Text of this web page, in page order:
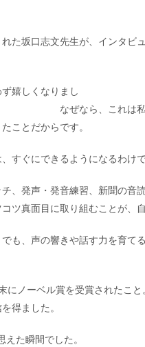
た坂口志文先生が、インタビ
嬉しくなりまし
は私があがり
ことだからです。
すぐにできるようになるわけ
、発声・発音練習、新聞の音
ツ真面目に取り組むことが、
も、声の響きや話す力を育て
にノーベル賞を受賞されたこ
得ました。
えた瞬間でした。